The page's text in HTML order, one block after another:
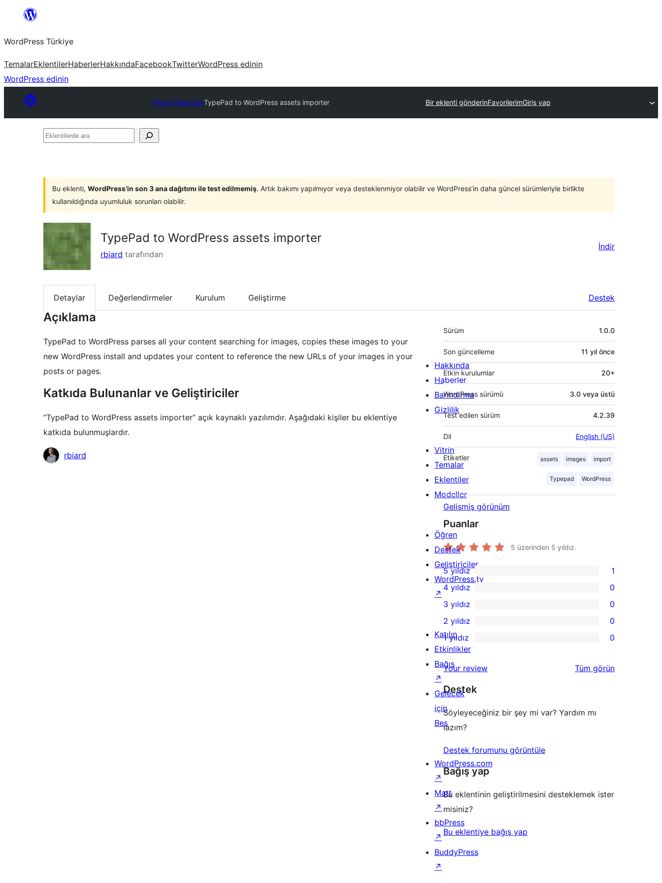
İçeriğe
WordPress Türkiye
TemalarEklentilerHaberlerHakkındaFacebookTwitterWordPress edinin
WordPress edinin
Plugin DirectoryTypePad to WordPress assets importer Bir eklenti gönderinFavorilerimGiriş yap
Eklentilerde
Bu eklenti, WordPress’in son 3 ana dağıtımı ile test edilmemiş. Artık bakımı yapılmıyor veya desteklenmiyor olabilir ve WordPress’in daha güncel sürümleriyle birlikte
kullanıldığında uyumluluk sorunları olabilir.
TypePad to WordPress assets importer
rbiard tarafından
İndir
Detaylar Değerlendirmeler Kurulum Geliştirme Destek
Açıklama
TypePad to WordPress parses all your content searching for images, copies these images to your
new WordPress install and updates your content to reference the new URLs of your images in your
posts or pages.
Katkıda Bulunanlar ve Geliştiriciler
“TypePad to WordPress assets importer” açık kaynaklı yazılımdır. Aşağıdaki kişiler bu eklentiye
katkıda bulunmuşlardır.
Katkıdarbiard
Meta
Sürüm 1.0.0
Son güncelleme 11 yıl önce
Etkin kurulumlar 20+
WordPress sürümü 3.0 veya üstü
Test edilen sürüm 4.2.39
Dil English (US)
Etiketler assets images import
Typepad WordPress
Gelişmiş görünüm
Puanlar
5 üzerinden 5 yıldız.
1
5
yıldızlı
inceleme
5 yıldız 1
4
yıldızlı
inceleme
4 yıldız 0
0
3
yıldızlı
inceleme
3 yıldız 0
2
inceleme
2 yıldız 0
0
1
yıldızlı
inceleme
1 yıldız 0
Your review Tüm değerlendirmeleri
görün
Destek
Söyleyeceğiniz bir şey mi var? Yardım mı
lazım?
Destek forumunu görüntüle
Bağış yap
Bu eklentinin geliştirilmesini desteklemek ister
misiniz?
Bu eklentiye bağış yap
Hakkında
Haberler
Barındırma
Gizlilik
Vitrin
Temalar
Eklentiler
Modeller
Öğren
Destek
Geliştiriciler
WordPress.tv
↗
Katılın
Etkinlikler
Bağış
↗
Gelecek
için
Beş
WordPress.com
↗
Matt
↗
bbPress
↗
BuddyPress
↗